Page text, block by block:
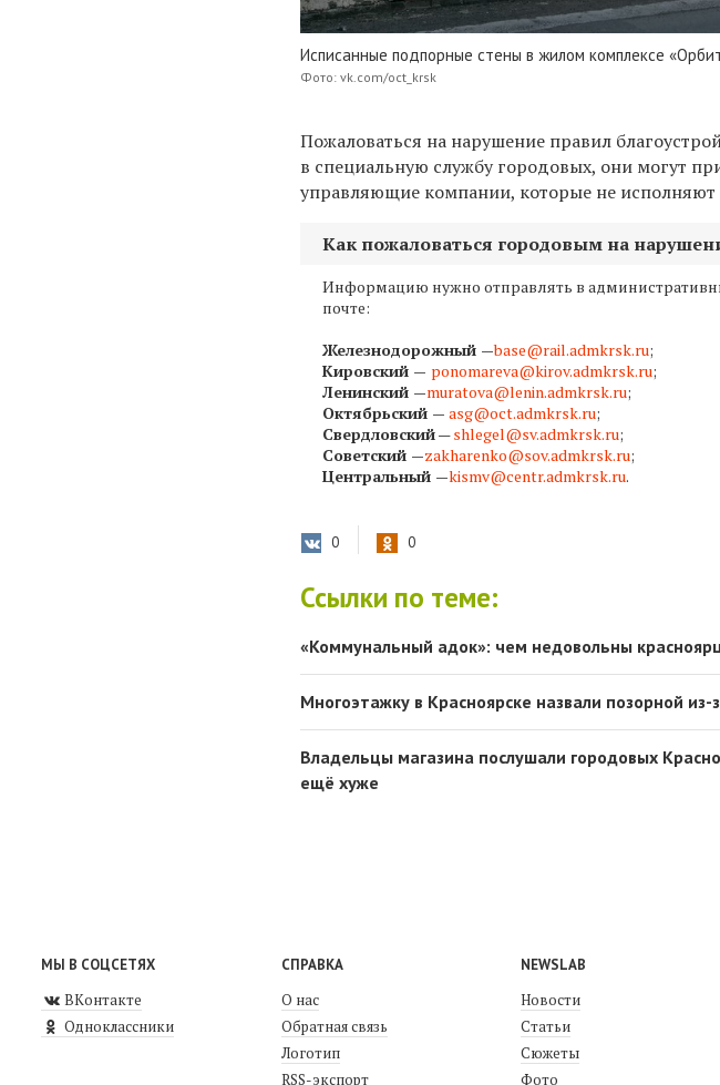
Исписанные подпорные стены в жилом комплексе
Фото: vk.com/oct_krsk
Пожаловаться на нарушение правил
в специальную службу городовых, они могут
управляющие компании, которые не исполняют
Как пожаловаться городовым на
Информацию нужно отправлять в
почте:
Железнодорожный —base@rail.admkrsk.ru;
Кировский — ponomareva@kirov.admkrsk.ru;
Ленинский —muratova@lenin.admkrsk.ru;
Октябрьский — asg@oct.admkrsk.ru;
Свердловский—shlegel@sv.admkrsk.ru;
Советский —zakharenko@sov.admkrsk.ru;
Центральный —kismv@centr.admkrsk.ru.
0 0
Ссылки по теме:
«Коммунальный адок»: чем недовольны
Многоэтажку в Красноярске назвали позорной
Владельцы магазина послушали городовых
ещё хуже
МЫ В СОЦСЕТЯХ
ВКонтакте
Одноклассники
СПРАВКА
О нас
Обратная связь
Логотип
RSS-экспорт
NEWSLAB
Новости
Статьи
Сюжеты
Фото